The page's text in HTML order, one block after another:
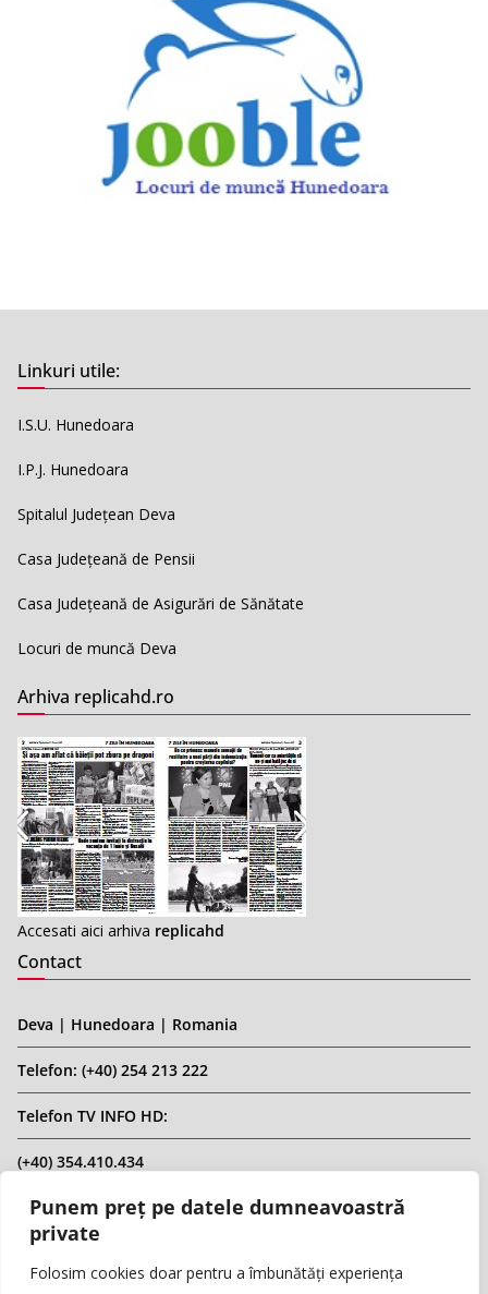
Punem preț pe datele dumneavoastră
private
Folosim cookies doar pentru a îmbunătăți experiența
Linkuri utile:
I.S.U. Hunedoara
I.P.J. Hunedoara
Spitalul Județean Deva
Casa Județeană de Pensii
Casa Județeană de Asigurări de Sănătate
Locuri de muncă Deva
Arhiva replicahd.ro
Accesati aici arhiva replicahd
Contact
Deva | Hunedoara | Romania
Telefon: (+40) 254 213 222
Telefon TV INFO HD:
(+40) 354.410.434
Email: infohd20@gmail.com
Website: www.replicahd.ro